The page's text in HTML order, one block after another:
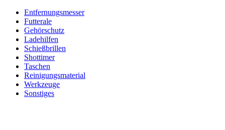
Entfernungsmesser
Futterale
Gehörschutz
Ladehilfen
Schießbrillen
Shottimer
Taschen
Reinigungsmaterial
Werkzeuge
Sonstiges